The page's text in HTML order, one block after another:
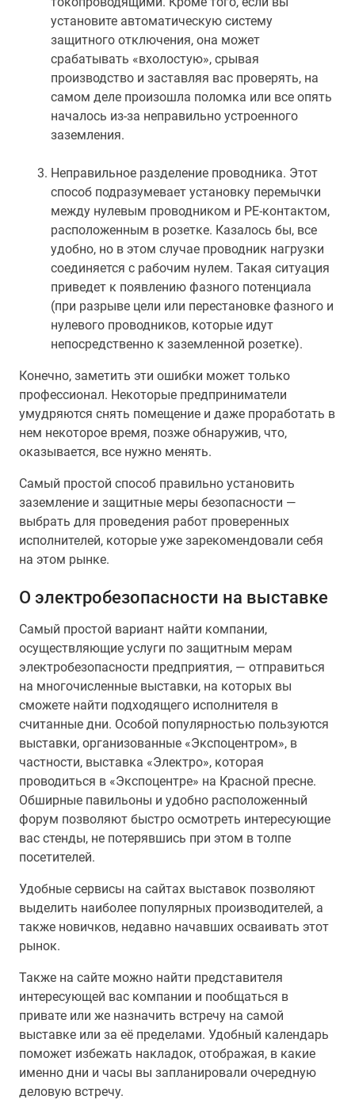
установите автоматическую систему
защитного отключения, она может
срабатывать «вхолостую», срывая
производство и заставляя вас проверять, на
самом деле произошла поломка или все опять
началось из-за неправильно устроенного
заземления.
Неправильное разделение проводника. Этот
способ подразумевает установку перемычки
между нулевым проводником и РЕ-контактом,
расположенным в розетке. Казалось бы, все
удобно, но в этом случае проводник нагрузки
соединяется с рабочим нулем. Такая ситуация
приведет к появлению фазного потенциала
(при разрыве цели или перестановке фазного и
нулевого проводников, которые идут
непосредственно к заземленной розетке).
Конечно, заметить эти ошибки может только
профессионал. Некоторые предприниматели
умудряются снять помещение и даже проработать в
нем некоторое время, позже обнаружив, что,
оказывается, все нужно менять.
Самый простой способ правильно установить
заземление и защитные меры безопасности —
выбрать для проведения работ проверенных
исполнителей, которые уже зарекомендовали себя
на этом рынке.
О электробезопасности на выставке
Самый простой вариант найти компании,
осуществляющие услуги по защитным мерам
электробезопасности предприятия, — отправиться
на многочисленные выставки, на которых вы
сможете найти подходящего исполнителя в
считанные дни. Особой популярностью пользуются
выставки, организованные «Экспоцентром», в
частности, выставка «Электро», которая
проводиться в «Экспоцентре» на Красной пресне.
Обширные павильоны и удобно расположенный
форум позволяют быстро осмотреть интересующие
вас стенды, не потерявшись при этом в толпе
посетителей.
Удобные сервисы на сайтах выставок позволяют
выделить наиболее популярных производителей, а
также новичков, недавно начавших осваивать этот
рынок.
Также на сайте можно найти представителя
интересующей вас компании и пообщаться в
привате или же назначить встречу на самой
выставке или за её пределами. Удобный календарь
поможет избежать накладок, отображая, в какие
именно дни и часы вы запланировали очередную
деловую встречу.